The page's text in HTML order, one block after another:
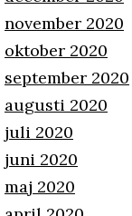
november 2020
oktober 2020
september 2020
augusti 2020
juli 2020
juni 2020
maj 2020